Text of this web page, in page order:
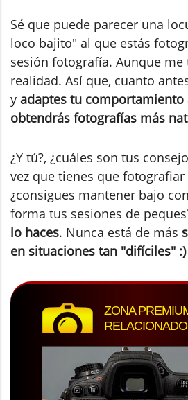
Sé que puede parecer una
loco bajito" al que estás
sesión fotografía. Aunque me
realidad. Así que, cuanto
y adaptes tu comportamiento
obtendrás fotografías más
¿Y tú?, ¿cuáles son tus
vez que tienes que
¿consigues mantener bajo
forma tus sesiones de
lo haces. Nunca está de más
en situaciones tan "difíciles" :)
ZONA